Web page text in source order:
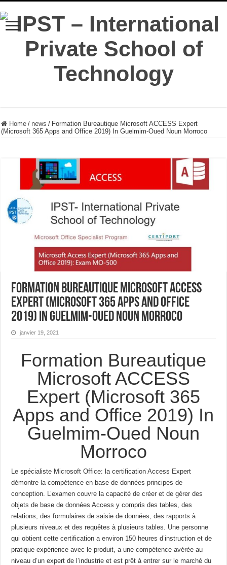
Home / news / Formation Bureautique Microsoft ACCESS Expert
(Microsoft 365 Apps and Office 2019) In Guelmim-Oued Noun Morroco
Formation Bureautique Microsoft ACCESS
Expert (Microsoft 365 Apps and Office
2019) In Guelmim-Oued Noun Morroco
janvier 19, 2021
Formation Bureautique
Microsoft ACCESS
Expert (Microsoft 365
Apps and Office 2019) In
Guelmim-Oued Noun
Morroco
Le spécialiste Microsoft Office: la certification Access Expert
démontre la compétence en base de données principes de
conception.
L’examen couvre la capacité de créer et de gérer des
objets de base de données Access y compris des tables, des
relations, des formulaires de saisie de données, des rapports à
plusieurs niveaux et des requêtes à plusieurs tables.
Une personne
qui obtient cette certification a environ 150 heures d’instruction et de
pratique expérience avec le produit, a une compétence avérée au
niveau d’un expert de l’industrie et est prêt à entrer sur le marché du